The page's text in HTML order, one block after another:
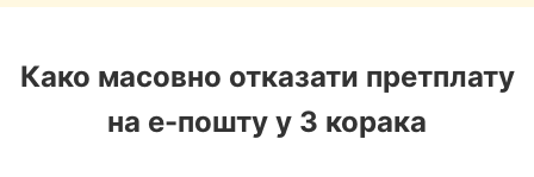
Како масовно отказати претплату
на е-пошту у 3 корака